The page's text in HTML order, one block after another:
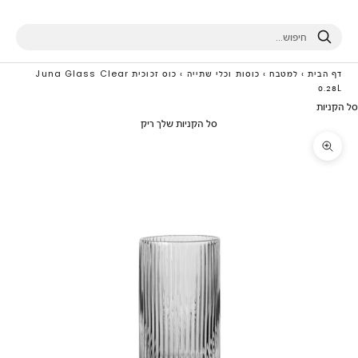
חיפוש
דף הבית › למטבח › כוסות וכלי שתייה ›
כוס זכוכית Juna Glass Clear
0.28L
סל הקניות
סל הקניות שלך ריק
תקריב